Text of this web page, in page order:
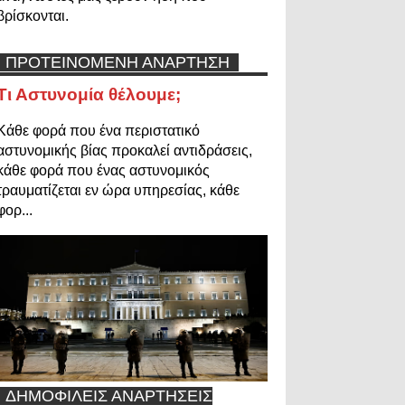
ΠΡΟΤΕΙΝΟΜΕΝΗ ΑΝΑΡΤΗΣΗ
Αστυνομία θέλουμε;
φορά που ένα περιστατικό
βίας προκαλεί αντιδράσεις,
φορά που ένας αστυνομικός
εν ώρα υπηρεσίας, κάθε
ΔΗΜΟΦΙΛΕΙΣ ΑΝΑΡΤΗΣΕΙΣ